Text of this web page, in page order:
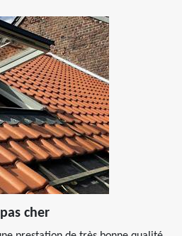
cher